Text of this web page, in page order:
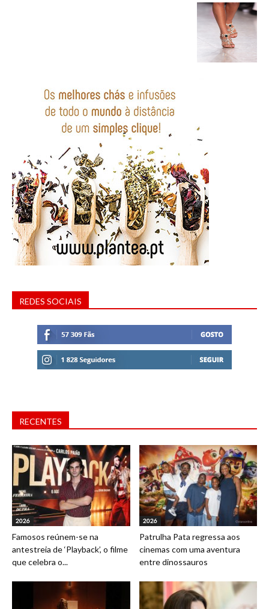
REDES SOCIAIS
RECENTES
2026
Famosos reúnem-se na
antestreia de ‘Playback’, o filme
que celebra o...
2026
Patrulha Pata regressa aos
cinemas com uma aventura
entre dinossauros